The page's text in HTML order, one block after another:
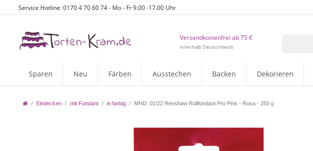
Service Hotline: 0170 4 70 60 74 - Mo - Fr 9.00 -17.00 Uhr
Versandkostenfrei ab 75 €
innerhalb Deutschlands
Sparen Neu Färben Ausstechen Backen Dekorieren
Eindecken mit Fondant in farbig MHD: 01/22 Renshaw Rollfondant Pro Pink - Rosa - 250 g